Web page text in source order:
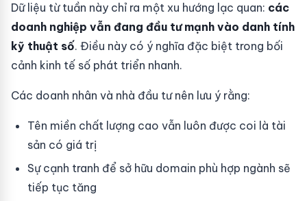
Dữ liệu từ tuần này chỉ ra một xu hướng lạc quan: các
doanh nghiệp vẫn đang đầu tư mạnh vào danh tính
kỹ thuật số. Điều này có ý nghĩa đặc biệt trong bối
cảnh kinh tế số phát triển nhanh.
Các doanh nhân và nhà đầu tư nên lưu ý rằng:
Tên miền chất lượng cao vẫn luôn được coi là tài
sản có giá trị
Sự cạnh tranh để sở hữu domain phù hợp ngành sẽ
tiếp tục tăng